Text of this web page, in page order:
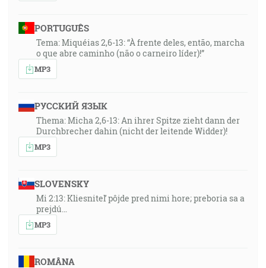
PORTUGUÊS
Tema: Miquéias 2,6-13: “À frente deles, então, marcha
o que abre caminho (não o carneiro líder)!”
MP3
РУССКИЙ ЯЗЫК
Thema: Micha 2,6-13: An ihrer Spitze zieht dann der
Durchbrecher dahin (nicht der leitende Widder)!
MP3
SLOVENSKY
Mi 2:13: Kliesniteľ pôjde pred nimi hore; preboria sa a
prejdú…
MP3
ROMÂNA